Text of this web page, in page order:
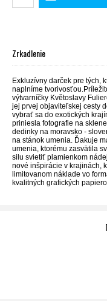
Zrkadlenie
Exkluzívny darček pre tých,
naplníme
výtvarníčky Květoslavy
jej prvej objaviteľskej cesty
vybrať sa do exotických
priniesla fotografie na
dedinky na moravsko -
na stánok umenia. Ďakuje
umenia, ktorému zasvätila
silu svietiť plamienkom
nové inšpirácie v krajinách,
limitovanom náklade vo
kvalitných grafických